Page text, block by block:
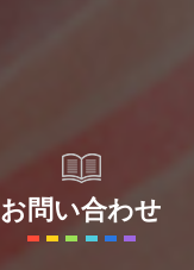
お問い合わせ